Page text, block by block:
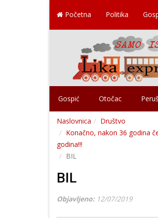
Početna Politika
Gospić Otočac
Naslovnica
Društvo
Konačno, nakon 36 godina
godina!!!
BIL
BIL
Objavljeno: 12/07/2019